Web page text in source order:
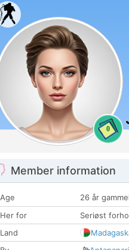
0
Member information
Age
26 år gammel
Her for
Seriøst
Land